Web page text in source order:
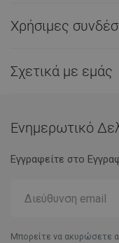
Χρήσιμες
Σχετικά με εμάς
Ενημερωτικό
Εγγραφείτε στο
Μπορείτε να ακυρώσετε